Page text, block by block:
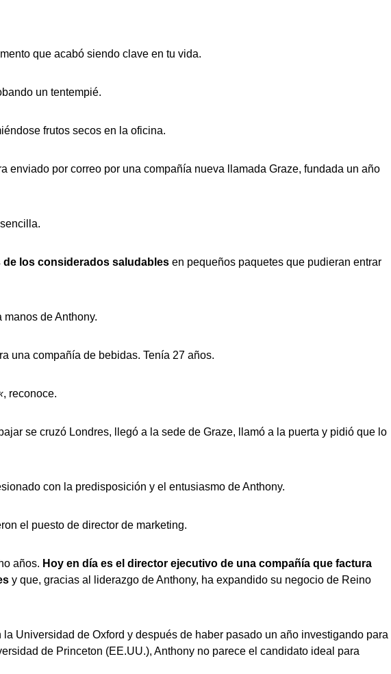
que acabó siendo clave en tu vida.
un tentempié.
frutos secos en la oficina.
enviado por correo por una compañía nueva llamada Graze, fundada un año
de los considerados saludables en pequeños paquetes que pudieran entrar
de Anthony.
una compañía de bebidas. Tenía 27 años.
, reconoce.
se cruzó Londres, llegó a la sede de Graze, llamó a la puerta y pidió que lo
con la predisposición y el entusiasmo de Anthony.
el puesto de director de marketing.
años. Hoy en día es el director ejecutivo de una compañía que factura
y que, gracias al liderazgo de Anthony, ha expandido su negocio de Reino
Universidad de Oxford y después de haber pasado un año investigando para
de Princeton (EE.UU.), Anthony no parece el candidato ideal para